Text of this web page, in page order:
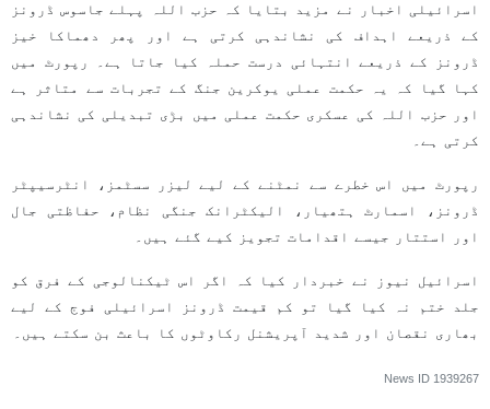
اسرائیلی اخبار نے مزید بتایا کہ حزب اللہ پہلے جاسوس ڈرونز
کے ذریعے اہداف کی نشاندہی کرتی ہے اور پھر دھماکا خیز
ڈرونز کے ذریعے انتہائی درست حملہ کیا جاتا ہے۔ رپورٹ میں
کہا گیا کہ یہ حکمت عملی یوکرین جنگ کے تجربات سے متاثر ہے
اور حزب اللہ کی عسکری حکمت عملی میں بڑی تبدیلی کی نشاندہی
کرتی ہے۔
رپورٹ میں اس خطرے سے نمٹنے کے لیے لیزر سسٹمز، انٹرسیپٹر
ڈرونز، اسمارٹ ہتھیار، الیکٹرانک جنگی نظام، حفاظتی جال
اور استتار جیسے اقدامات تجویز کیے گئے ہیں۔
اسرائیل نیوز نے خبردار کیا کہ اگر اس ٹیکنالوجی کے فرق کو
جلد ختم نہ کیا گیا تو کم قیمت ڈرونز اسرائیلی فوج کے لیے
بھاری نقصان اور شدید آپریشنل رکاوٹوں کا باعث بن سکتے ہیں۔
News ID 1939267